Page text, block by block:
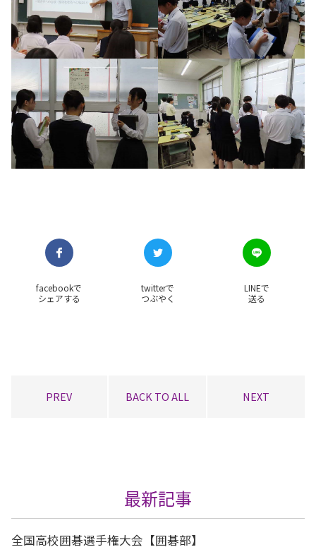
facebookで
シェアする
twitterで
つぶやく
LINEで
送る
PREV BACK TO ALL NEXT
最新記事
全国高校囲碁選手権大会【囲碁部】